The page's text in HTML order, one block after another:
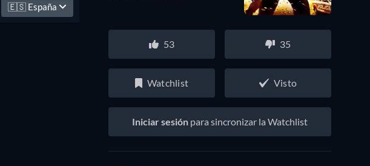
🇪🇸 España
53 35
Watchlist Visto
Iniciar sesión para sincronizar la Watchlist